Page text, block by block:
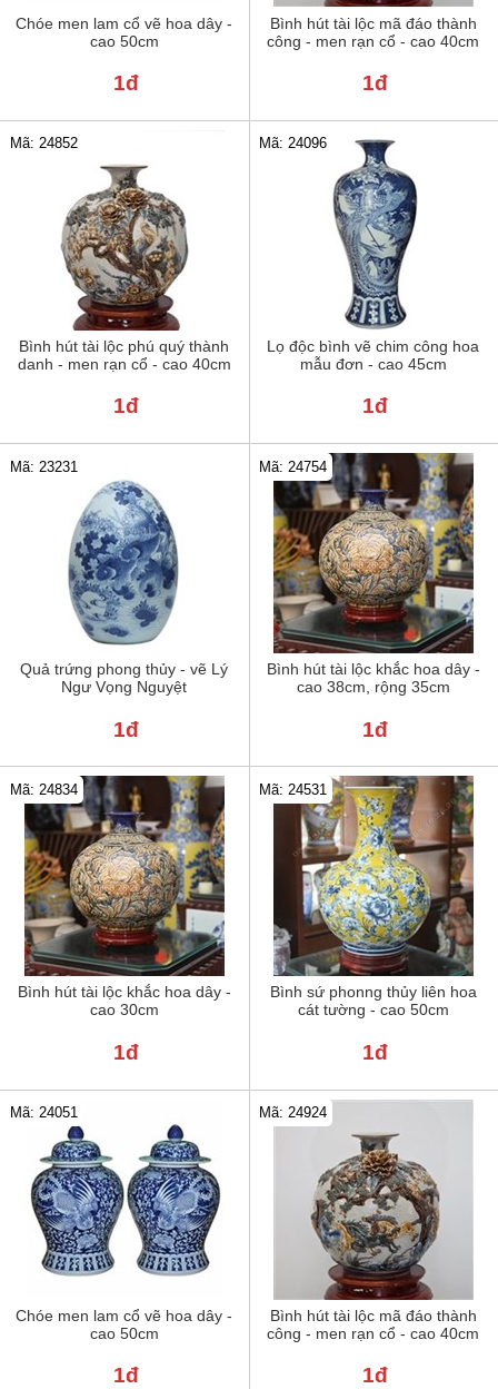
Chóe men lam cổ vẽ hoa dây -
cao 50cm
1đ
Bình hút tài lộc mã đáo thành
công - men rạn cổ - cao 40cm
1đ
Bình hút tài lộc phú quý thành
danh - men rạn cổ - cao 40cm
Mã: 24852
1đ
Lọ độc bình vẽ chim công hoa
mẫu đơn - cao 45cm
Mã: 24096
1đ
Quả trứng phong thủy - vẽ Lý
Ngư Vọng Nguyệt
Mã: 23231
1đ
Bình hút tài lộc khắc hoa dây -
cao 38cm, rộng 35cm
Mã: 24754
1đ
Bình hút tài lộc khắc hoa dây -
cao 30cm
Mã: 24834
1đ
Bình sứ phonng thủy liên hoa
cát tường - cao 50cm
Mã: 24531
1đ
Chóe men lam cổ vẽ hoa dây -
cao 50cm
Mã: 24051
1đ
Bình hút tài lộc mã đáo thành
công - men rạn cổ - cao 40cm
Mã: 24924
1đ